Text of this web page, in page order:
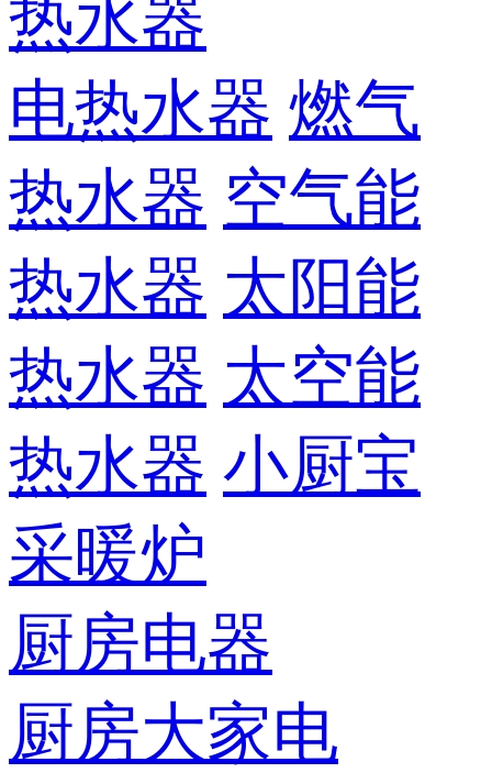
热水器
电热水器 燃气
热水器 空气能
热水器 太阳能
热水器 太空能
热水器 小厨宝
采暖炉
厨房电器
厨房大家电